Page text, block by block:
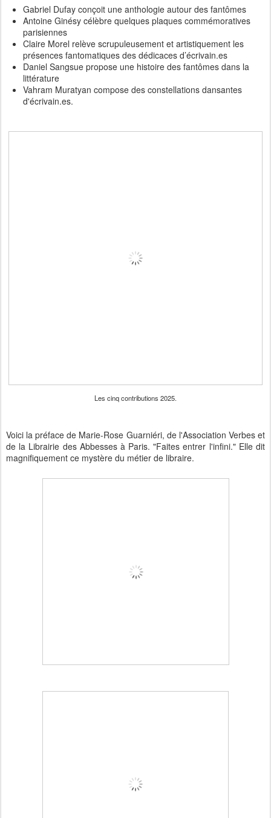
Gabriel Dufay conçoit une anthologie autour des fantômes
Antoine Ginésy célèbre quelques plaques commémoratives
parisiennes
Claire Morel relève scrupuleusement et artistiquement les
présences fantomatiques des dédicaces d’écrivain.es
Daniel Sangsue propose une histoire des fantômes dans la
littérature
Vahram Muratyan compose des constellations dansantes
d'écrivain.es.
Les cinq contributions 2025.
Voici la préface de Marie-Rose Guarniéri, de l'Association Verbes et
de la Librairie des Abbesses à Paris. "Faites entrer l'infini." Elle dit
magnifiquement ce mystère du métier de libraire.